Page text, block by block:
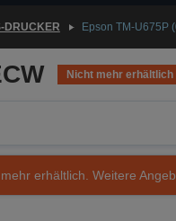
DRUCKER Epson TM-U675P
Nicht mehr erhältlich
erhältlich. Weitere